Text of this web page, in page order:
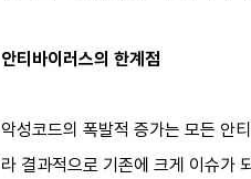
안티바이러스의 한계점
악성코드의 폭발적 증가는 모든 안
라 결과적으로 기존에 크게 이슈가